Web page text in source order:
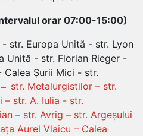
orar 07:00-15:00)
str. Europa Unită - str. Lyon
Unită - str. Florian Rieger -
Calea Șurii Mici - str.
str. Metalurgistilor – str.
str. A. Iulia - str.
– str. Avrig – str. Argeșului
Aurel Vlaicu – Calea